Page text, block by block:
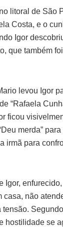
litoral de São
Costa, e o
Igor
que também
levou Igor
“Rafaela
ficou
merda” para
irmã para
Igor,
casa, não
hostilidade se